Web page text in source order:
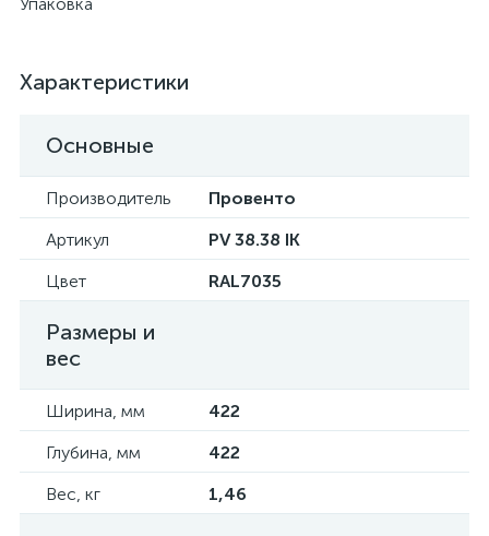
Характеристики
Основные
Производитель
Провенто
Артикул
PV 38.38 IK
Цвет
RAL7035
Размеры и
вес
Ширина, мм
422
Глубина, мм
422
Вес, кг
1,46